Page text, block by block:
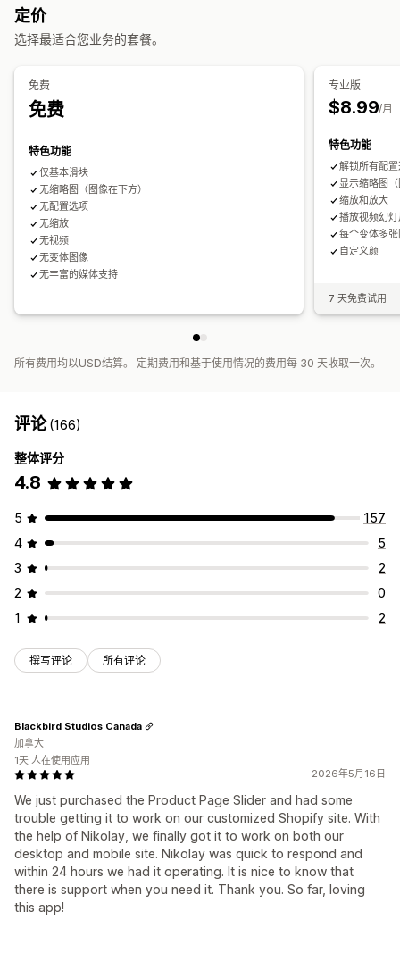
自定义样式
悬停效果 自动适应移动设备
定价
选择最适合您业务的套餐。
免费
免费
特色功能
仅基本滑块
无缩略图（图像在下方）
无配置选项
无缩放
无视频
无变体图像
无丰富的媒体支持
专业版
$8.99/月
特色功能
解锁所有配
显示缩略图
缩放和放大
播放视频幻
每个变体多
自定义颜
7 天免费试用
所有费用均以USD结算。 定期费用和基于使用情况的费用每 30 天收取一次。
评论(166)
整体评分
4.8
5
157
4
5
3
2
2
0
1
2
撰写评论 所有评论
2026年5月16日
We just purchased the Product Page Slider and had some
trouble getting it to work on our customized Shopify site. With
the help of Nikolay, we finally got it to work on both our
desktop and mobile site. Nikolay was quick to respond and
within 24 hours we had it operating. It is nice to know that
there is support when you need it. Thank you. So far, loving
this app!
Blackbird Studios Canada
加拿大
1天 人在使用应用